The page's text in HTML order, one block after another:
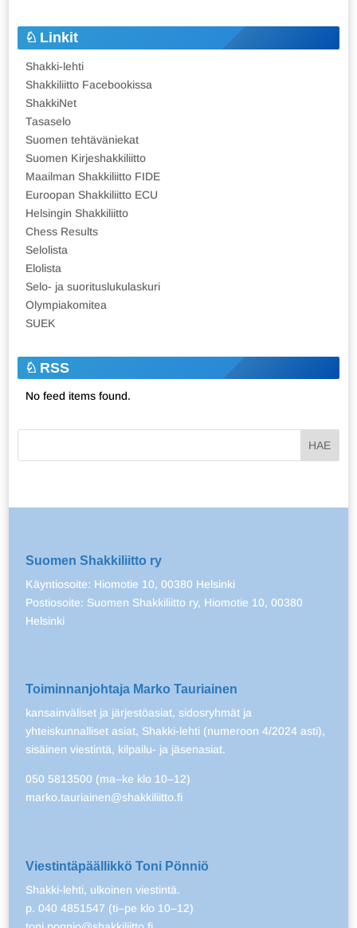
Linkit
Shakki-lehti
Shakkiliitto Facebookissa
ShakkiNet
Tasaselo
Suomen tehtäväniekat
Suomen Kirjeshakkiliitto
Maailman Shakkiliitto FIDE
Euroopan Shakkiliitto ECU
Helsingin Shakkiliitto
Chess Results
Selolista
Elolista
Selo- ja suorituslukulaskuri
Olympiakomitea
SUEK
RSS
No feed items found.
Suomen Shakkiliitto ry
Käyntiosoite: Hiomotie 10, 00380 Helsinki
Postiosoite: Suomen Shakkiliitto ry, Hiomotie 10, 00380
Helsinki
Toiminnanjohtaja Marko Tauriainen
kansainväliset ja järjestöasiat, sidosryhmät ja
yhteiskunnalliset asiat, Shakki-lehti (numeroon 4/2024 asti),
sisäinen viestintä, kilpailu- ja jäsenasiat.
050 5813500 (ma–ke klo 10–12)
marko.tauriainen@shakkiliitto.fi
Viestintäpäällikkö Toni Pönniö
Shakki-lehti, ulkoinen viestintä.
p. 040 4851547 (ti–pe klo 10–12)